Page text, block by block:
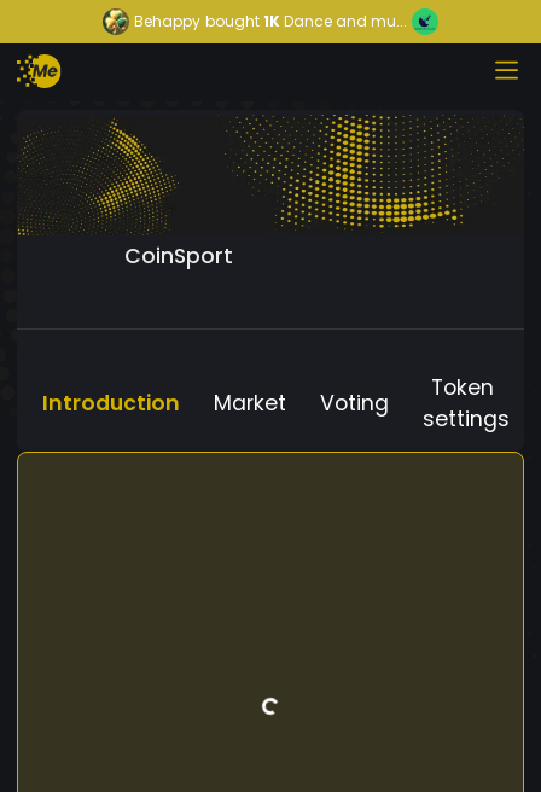
Behappy bought1KDance and mu...
CoinSport
Introduction Market Voting
Token
settings